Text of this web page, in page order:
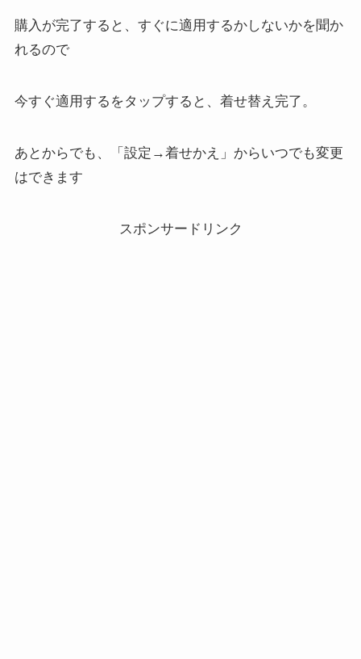
購入が完了すると、すぐに適用するかしないかを聞か
れるので
今すぐ適用するをタップすると、着せ替え完了。
あとからでも、「設定→着せかえ」からいつでも変更
はできます
スポンサードリンク